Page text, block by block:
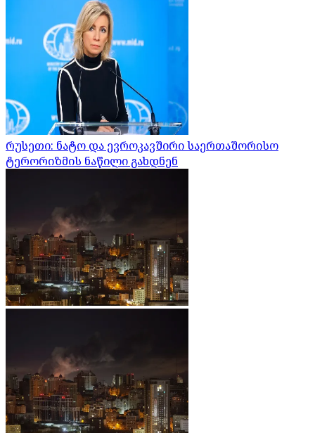
რუსეთი: ნატო და ევროკავშირი საერთაშორისო
ტერორიზმის ნაწილი გახდნენ